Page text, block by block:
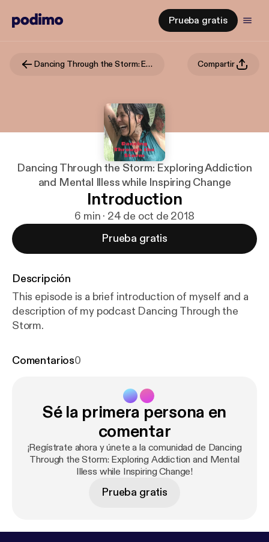
Prueba gratis
Dancing Through the Storm: Exploring Addiction and Mental Illess while Inspiring Change Compartir
Dancing Through the Storm: Exploring Addiction
and Mental Illess while Inspiring Change
Introduction
6 min · 24 de oct de 2018
Prueba gratis
Descripción
This episode is a brief introduction of myself and a
description of my podcast Dancing Through the
Storm.
Comentarios0
Sé la primera persona en
comentar
¡Regístrate ahora y únete a la comunidad de Dancing
Through the Storm: Exploring Addiction and Mental
Illess while Inspiring Change!
Prueba gratis